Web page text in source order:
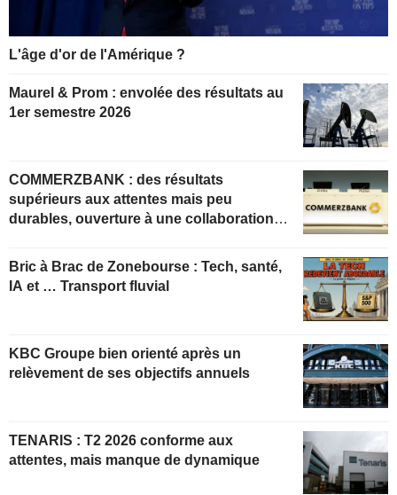
L'âge d'or de l'Amérique ?
Maurel & Prom : envolée des résultats au
1er semestre 2026
COMMERZBANK : des résultats
supérieurs aux attentes mais peu
durables, ouverture à une collaboration
Bric à Brac de Zonebourse : Tech, santé,
IA et … Transport fluvial
KBC Groupe bien orienté après un
relèvement de ses objectifs annuels
TENARIS : T2 2026 conforme aux
attentes, mais manque de dynamique